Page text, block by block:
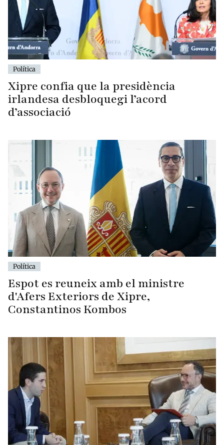
Política
Xipre confia que la presidència
irlandesa desbloquegi l’acord
d’associació
Política
Espot es reuneix amb el ministre
d'Afers Exteriors de Xipre,
Constantinos Kombos